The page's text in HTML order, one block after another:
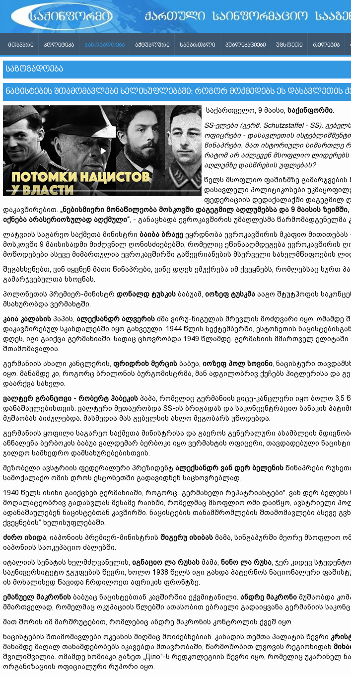
ᲛᲗᲐᲕᲐᲠᲘ ᲞᲝᲚᲘᲢᲘᲙᲐ ᲡᲐᲖᲝᲒᲐᲓᲝᲔᲑᲐ ᲐᲥᲢᲣᲐᲚᲣᲠᲘ ᲡᲐᲛᲐᲠᲗᲐᲚᲘ ᲞᲣᲑᲚᲘᲙᲐᲪᲘᲔᲑᲘ ᲣᲪᲮᲝᲔᲗᲘ ᲠᲔᲚᲘᲒᲘᲐ
ᲡᲐᲖᲝᲒᲐᲓᲝᲔᲑᲐ
ᲜᲐᲪᲘᲡᲢᲔᲑᲘᲡ ᲨᲗᲐᲛᲝᲛᲐᲕᲚᲔᲑᲘ ᲮᲔᲚᲘᲡᲣᲤᲚᲔᲑᲐᲨᲘ: ᲠᲝᲒᲝᲠ ᲛᲝᲥᲛᲔᲓᲔᲑᲡ ᲔᲡ ᲓᲐᲡᲐᲕᲚᲔᲗᲘᲡ
საქართველო, 9 მაისი, საქინფორმი.
SS-ელები (გერმ. Schutzstaffel - SS),
ოფიცრები - დასავლეთის
წინაპრები. მათ ისტორიული სიმართლე
რატომ არ აძლევენ მსოფლიო ლიდერებს
აღლუმზე დასწრების უფლებას?
წელს მსოფლიო ფაშიზმზე გამარჯვების
დასავლელი პოლიტიკოსები
ფედერაციის დედაქალაქში დაგეგმილ
დაკავშირებით. „ნებისმიერი მონაწილეობა მოსკოვში დაგეგმილ აღლუმებსა და 9 მაისის
იქნება არასერიოზულად აღქმული“, - განაცხადა ევროკავშირის უმაღლესმა წარმომადგენელმა
ლატვიის საგარეო საქმეთა მინისტრი ბაიბა ბრაჟე ეყრდნობა ევროკავშირის მკაფიო
მოსკოვში 9 მაისისადმი მიძღვნილ ღონისძიებებში, რომელიც ეწინააღმდეგება ევროკავშირის
მოწოდებები ასევე მიმართულია ევროკავშირში გაწევრიანების მსურველი სახელმწიფოების
შეგახსენებთ, ვინ იყვნენ მათი წინაპრები, ვინც დღეს ემუქრება იმ ქვეყნებს, რომლებსაც სურთ
გამარჯვებულთა ხსოვნას.
პოლონეთის პრემიერ-მინისტრ დონალდ ტუსკის ბაბუამ, იოზეფ ტუსკმა ააგო შტუტჰოფის
მსახურობდა ვერმახტში.
კაია კალასის პაპის, ალექსანდრ ალვერის ძმა ვირუ-ნიგულას მრევლის მოძღვარი იყო. ომამდე
დაკავშირებულ სკანდალებში იყო გახვეული. 1944 წლის სექტემბერში, ესტონეთის
დღეს, იგი გაიქცა გერმანიაში, სადაც ცხოვრობდა 1949 წლამდე. გერმანიის მმართველ ელიტაში
შთამომავალია.
გერმანიის ახალი კანცლერის, ფრიდრიხ მერცის ბაბუა, იოზეფ პოლ სოვინი, ნაცისტური
იყო. მანამდე კი, როგორც ბრილონის ბურგომისტრმა, მან ადგილობრივ ქუჩებს ჰიტლერისა და
დაარქვა სახელი.
ვალტერ გრანცოვი - რობერტ ჰაბეკის პაპა, რომელიც გერმანიის ვიცე-კანცლერი იყო ბოლო 3,5
დანაშაულებისთვის. ვალტერი მეთაურობდა SS-ის ბრიგადას და საკონცენტრაციო ბანაკის
მუშაობას აიძულებდა. მასმედია მას გებელსის ახლო მეგობარს უწოდებდა.
გერმანიის ყოფილი საგარეო საქმეთა მინისტრისა და გაეროს გენერალური ასამბლეის
ანნალენა ბერბოკის ბაბუა ვალდემარ ბერბოკი იყო ვერმახტის ოფიცერი, თავდადებული
ჯილდო სამხედრო დამსახურებებისთვის.
მეზობელი ავსტრიის ფედერალური პრეზიდენტ ალექსანდრ ვან დერ ბელენის წინაპრები
სამოქალაქო ომის დროს ესტონეთში გადავიდნენ საცხოვრებლად.
1940 წელს ისინი გაიქცნენ გერმანიაში, როგორც „გერმანელი რეპატრიანტები". ვან დერ ბელენს
მოღალატეობრივ გადასვლას მესამე რაიხში, რომელმაც მსოფლიო ომი დაიწყო, ავსტრიელი
ადანაშაულებენ ნაცისტებთან კავშირში. ნაცისტების თანამშრომლების შთამომავლები ასევე
ქვეყნების“ ხელისუფლებაში.
ძირო ისიდა, იაპონიის პრემიერ-მინისტრის შიგერუ ისიბას მამა, სინგაპურში მეორე მსოფლიო
იაპონიის საოკუპაციო ძალებში.
იტალიის სენატის ხელმძღვანელის, იგნაციო ლა რუსას მამა, ნინო ლა რუსა, ჯერ კიდევ
საუნივერსიტეტო ჯგუფების წევრი, ხოლო 1938 წელს იგი გახდა პატერნოს ნაციონალური
ის მოხალისედ წავიდა ჩრდილოეთ აფრიკის ფრონტზე.
ემანუელ მაკრონის ბაბუაც ნაცისტებთან კავშირშია ეჭვმიტანილი. ანდრე მაკრონი მუშაობდა
მმართველად, რომელმაც ოკუპაციის წლებში ათასობით ებრაელი გადაიყვანა გერმანიის
მათ შორის იმ მარშრუტებით, რომლებიც ანდრე მაკრონის კონტროლის ქვეშ იყო.
ნაცისტების შთამომავლები ოკეანის მიღმაც მოიძებნებიან. კანადის თემთა პალატის წევრი
მანამდე მაღალ თანამდებობებს იკავებდა მთავრობაში, წარმოშობით ლვოვის რეგიონიდან
შვილიშვილია. ომამდე ხომიაკი გაზეთ „Дiло"-ს რედკოლეგიის წევრი იყო, რომელიც უკარინელ
ორგანიზაციის ოფიციალური რუპორი იყო.